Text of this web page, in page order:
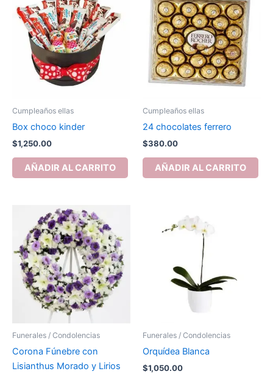
Cumpleaños ellas
Box choco kinder
$1,250.00
AÑADIR AL CARRITO
Cumpleaños ellas
24 chocolates ferrero
$380.00
AÑADIR AL CARRITO
Funerales / Condolencias
Corona Fúnebre con
Lisianthus Morado y Lirios
Funerales / Condolencias
Orquídea Blanca
$1,050.00